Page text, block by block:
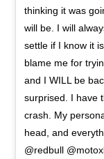
thinking it was
will be. I will
settle if I know it
blame me for
and I WILL be
surprised. I have
crash. My
head, and
@redbull